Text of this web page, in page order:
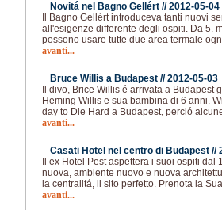
Novitá nel Bagno Gellért //2012-05-04
Il Bagno Gellért introduceva tanti nuovi
all'esigenze differente degli ospiti. Da 5.
possono usare tutte due area termale
avanti...
Bruce Willis a Budapest //2012-05-03
Il divo, Brice Willis é arrivata a Budapest
Heming Willis e sua bambina di 6 anni.
day to Die Hard a Budapest, perció
avanti...
Casati Hotel nel centro di Budapest //
Il ex Hotel Pest aspettera i suoi ospiti
nuova, ambiente nuovo e nuova
la centralitá, il sito perfetto. Prenota la
avanti...